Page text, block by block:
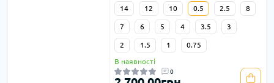
14 12 10 0.5 2.5 8
7 6 5 4 3.5 3
2 1.5 1 0.75
В наявності
0